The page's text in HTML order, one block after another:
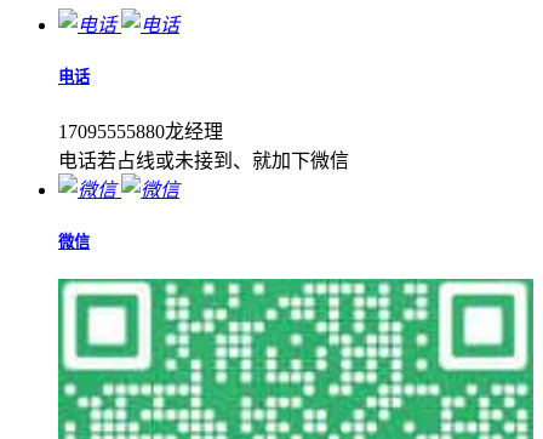
电话
17095555880龙经理
电话若占线或未接到、就加下微信
微信